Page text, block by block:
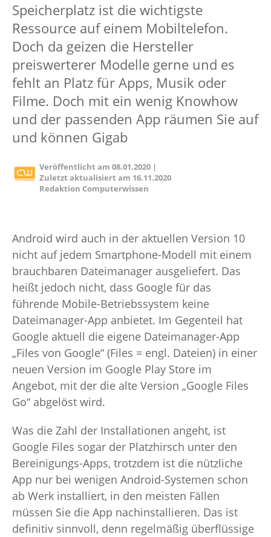
Speicherplatz ist die wichtigste
Ressource auf einem Mobiltelefon.
Doch da geizen die Hersteller
preiswerterer Modelle gerne und es
fehlt an Platz für Apps, Musik oder
Filme. Doch mit ein wenig Knowhow
und der passenden App räumen Sie auf
und können Gigab
Veröffentlicht am08.01.2020 |
Zuletzt aktualisiert am 16.11.2020
Redaktion Computerwissen
Android wird auch in der aktuellen Version 10
nicht auf jedem Smartphone-Modell mit einem
brauchbaren Dateimanager ausgeliefert. Das
heißt jedoch nicht, dass Google für das
führende Mobile-Betriebssystem keine
Dateimanager-App anbietet. Im Gegenteil hat
Google aktuell die eigene Dateimanager-App
„Files von Google“ (Files = engl. Dateien) in einer
neuen Version im Google Play Store im
Angebot, mit der die alte Version „Google Files
Go“ abgelöst wird.
Was die Zahl der Installationen angeht, ist
Google Files sogar der Platzhirsch unter den
Bereinigungs-Apps, trotzdem ist die nützliche
App nur bei wenigen Android-Systemen schon
ab Werk installiert, in den meisten Fällen
müssen Sie die App nachinstallieren. Das ist
definitiv sinnvoll, denn regelmäßig überflüssige